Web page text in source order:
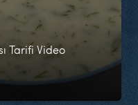
Tarifi Video